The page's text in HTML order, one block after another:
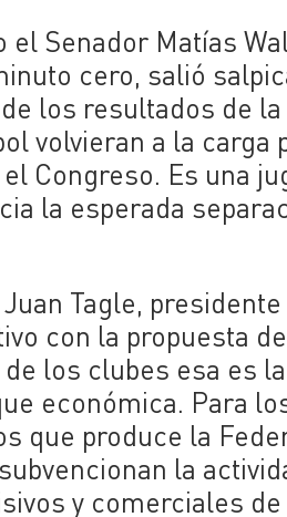
Senador Matías
cero, salió
los resultados de
volvieran a la carga
Congreso. Es una
la esperada
Tagle,
con la propuesta
los clubes esa es
económica. Para
que produce la
la
y comerciales